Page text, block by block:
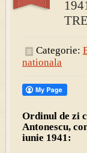
Permise pentru
Categorie:
nationala
Ordinul de zi
Antonescu,
iunie 1941: